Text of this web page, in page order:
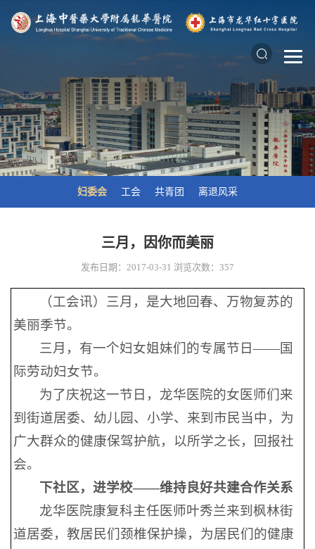
妇委会 工会 共青团 离退风采
三月，因你而美丽
发布日期：2017-03-31 浏览次数： 357
（工会讯）三月，是大地回春、万物复苏的
美丽季节。
三月，有一个妇女姐妹们的专属节日——国
际劳动妇女节。
为了庆祝这一节日，龙华医院的女医师们来
到街道居委、幼儿园、小学、来到市民当中，为
广大群众的健康保驾护航，以所学之长，回报社
会。
下社区，进学校——维持良好共建合作关系
龙华医院康复科主任医师叶秀兰来到枫林街
道居委，教居民们颈椎保护操，为居民们的健康